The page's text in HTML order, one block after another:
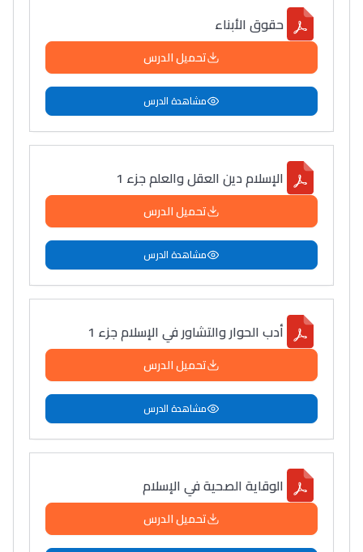
سامورا
بطلة المغرب فالقفز
الطولي، ملاك البردع
كتحكي على تجربتها
فالرّياضة و الدّراسة
حقوق الأبناء
تحميل الدرس
مشاهدة الدرس
الإسلام دين العقل والعلم جزء 1
تحميل الدرس
مشاهدة الدرس
أدب الحوار والتشاور في الإسلام جزء 1
تحميل الدرس
مشاهدة الدرس
الوقاية الصحية في الإسلام
تحميل الدرس